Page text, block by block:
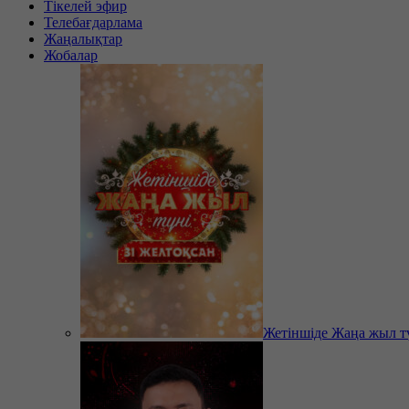
Тікелей эфир
Телебағдарлама
Жаңалықтар
Жобалар
Жетіншіде Жаңа жыл